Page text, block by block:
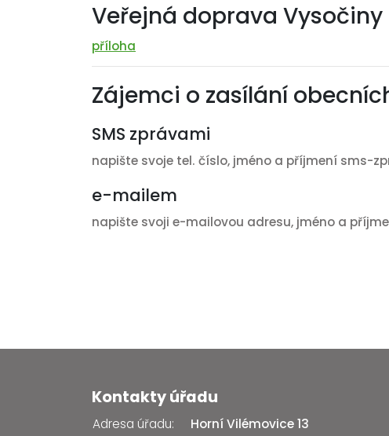
Veřejná doprava
příloha
Zájemci o zasílání
SMS zprávami
napište svoje tel. číslo, jméno a příjmení sms-
e-mailem
napište svoji e-mailovou adresu, jméno a
Kontakty úřadu
Adresa úřadu:
Horní Vilémovice 13